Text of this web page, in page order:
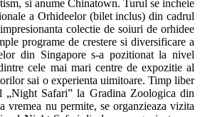
si anume Chinatown. Turul se incheie
a Orhideelor (bilet inclus) din cadrul
colectie de soiuri de orhidee
programe de crestere si diversificare a
din Singapore s-a pozitionat la nivel
cele mai mari centre de expozitie al
sai o experienta uimitoare. Timp liber
„Night Safari” la Gradina Zoologica din
vremea nu permite, se organzieaza vizita